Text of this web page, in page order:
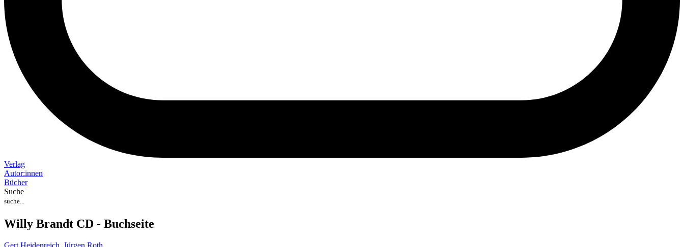
Verlag
Autor:innen
Bücher
Suche
Willy Brandt CD - Buchseite
Gert Heidenreich, Jürgen Roth